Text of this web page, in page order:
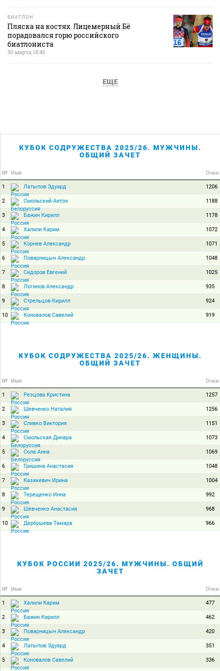
БИАТЛОН
Пляска на костях. Лицемерный Бё
порадовался горю российского
биатлониста
30 марта 18:45
ЕЩЕ
КУБОК СОДРУЖЕСТВА 2025/26. МУЖЧИНЫ.
ОБЩИЙ ЗАЧЕТ
№ Имя Очки
1 Латыпов Эдуард 1206
2 Смольский Антон 1188
3 Бажин Кирилл 1178
4 Халили Карим 1072
5 Корнев Александр 1071
6 Поварницын Александр 1048
7 Сидоров Евгений 1025
8 Логинов Александр 935
9 Стрельцов Кирилл 924
10 Коновалов Савелий 919
КУБОК СОДРУЖЕСТВА 2025/26. ЖЕНЩИНЫ.
ОБЩИЙ ЗАЧЕТ
№ Имя Очки
1 Резцова Кристина 1257
2 Шевченко Наталия 1256
3 Сливко Виктория 1151
4 Смольская Динара 1073
5 Сола Анна 1069
6 Гришина Анастасия 1048
7 Казакевич Ирина 1004
8 Терещенко Инна 992
9 Шевченко Анастасия 968
10 Дербушева Тамара 966
КУБОК РОССИИ 2025/26. МУЖЧИНЫ. ОБЩИЙ
ЗАЧЕТ
№ Имя Очки
1 Халили Карим 477
2 Бажин Кирилл 462
3 Поварницын Александр 420
4 Латыпов Эдуард 351
5 Коновалов Савелий 336